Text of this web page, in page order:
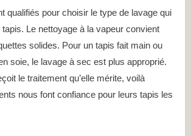
qualifiés pour choisir le type de lavage qui
Le nettoyage à la vapeur convient
solides. Pour un tapis fait main ou
soie, le lavage à sec est plus approprié.
le traitement qu’elle mérite, voilà
nous font confiance pour leurs tapis les